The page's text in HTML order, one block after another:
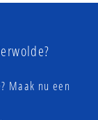
Maak nu een